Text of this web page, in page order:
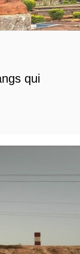
qui